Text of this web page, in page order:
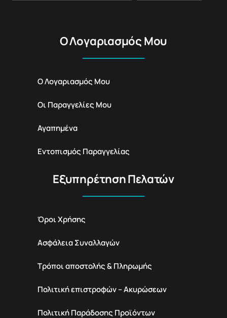
Ο Λογαριασμός Μου
Ο Λογαριασμός Μου
Οι Παραγγελίες Μου
Αγαπημένα
Εντοπισμός Παραγγελίας
Εξυπηρέτηση Πελατών
Όροι Χρήσης
Ασφάλεια Συναλλαγών
Τρόποι αποστολής & Πληρωμής
Πολιτική επιστροφών – Ακυρώσεων
Πολιτική Παράδοσης Προϊόντων